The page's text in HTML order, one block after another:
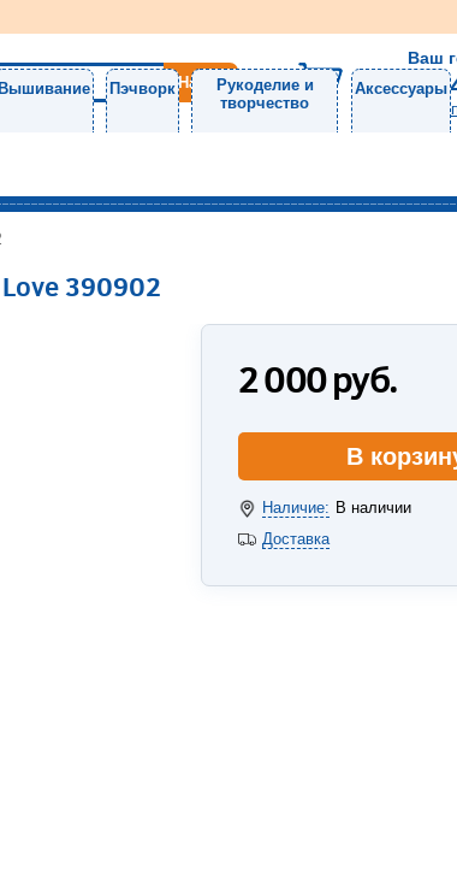
Ваш
8
Вышивание Пэчворк
Рукоделие и
творчество
Аксессуары
390902
2 000руб.
В
Наличие: В наличии
Доставка